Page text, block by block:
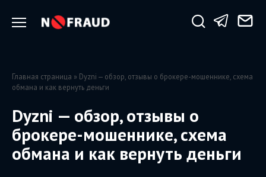
Главная страница » Dyzni — обзор, отзывы о брокере-мошеннике, схема
обмана и как вернуть деньги
Dyzni — обзор, отзывы о
брокере-мошеннике, схема
обмана и как вернуть деньги